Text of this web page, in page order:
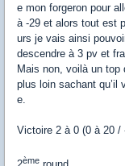
e mon forgeron pour
à -29 et alors tout est
urs je vais ainsi
descendre à 3 pv et
Mais non, voilà un
plus loin sachant qu’il
e.
Victoire 2 à 0 (0 à 20 /
ème